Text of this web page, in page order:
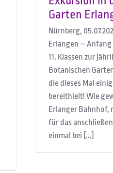
Garten
Nürnberg,
Erlangen –
11. Klassen zur
Botanischen
die dieses Mal
bereithielt! Wie
Erlanger Bahnhof,
für das
einmal bei [...]